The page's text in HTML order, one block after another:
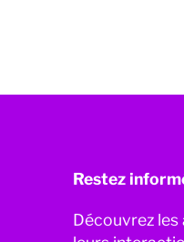
Restez
Découvrez